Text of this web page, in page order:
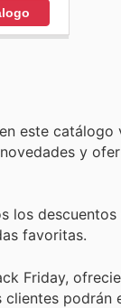
en este catálogo
y
los descuentos
favoritas.
Friday,
podrán